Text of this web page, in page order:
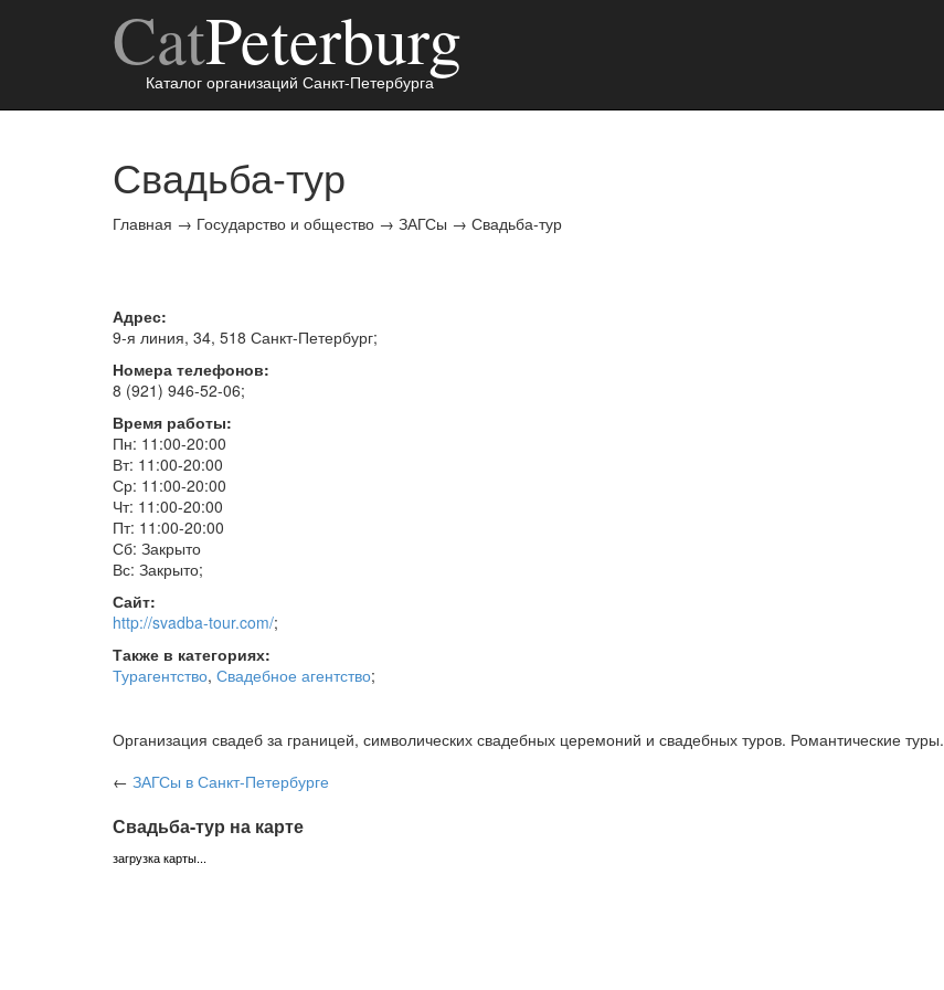
CatPeterburg
Каталог организаций Санкт-Петербурга
Свадьба-тур
Главная → Государство и общество → ЗАГСы → Свадьба-тур
Адрес:
9-я линия, 34, 518 Санкт-Петербург;
Номера телефонов:
8 (921) 946-52-06;
Время работы:
Пн: 11:00-20:00
Вт: 11:00-20:00
Ср: 11:00-20:00
Чт: 11:00-20:00
Пт: 11:00-20:00
Сб: Закрыто
Вс: Закрыто;
Сайт:
http://svadba-tour.com/;
Также в категориях:
Турагентство, Свадебное агентство;
Организация свадеб за границей, символических свадебных церемоний и свадебных туров. Романтические туры.
← ЗАГСы в Санкт-Петербурге
Свадьба-тур на карте
загрузка карты...